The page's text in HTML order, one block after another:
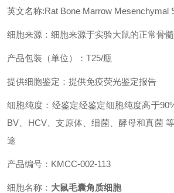
英文名称:Rat Bone Marrow Mesenchymal
细胞来源：细胞来源于实验大鼠的正常骨髓
产品包装（单位）：T25/瓶
提供细胞鉴定：提供免疫荧光鉴定报告
细胞纯度：经鉴定经鉴定细胞纯度高于
BV、HCV、支原体、细菌、酵母和真菌
途
产品编号：KMCC-002-113
细胞名称： 大鼠毛囊角质细胞